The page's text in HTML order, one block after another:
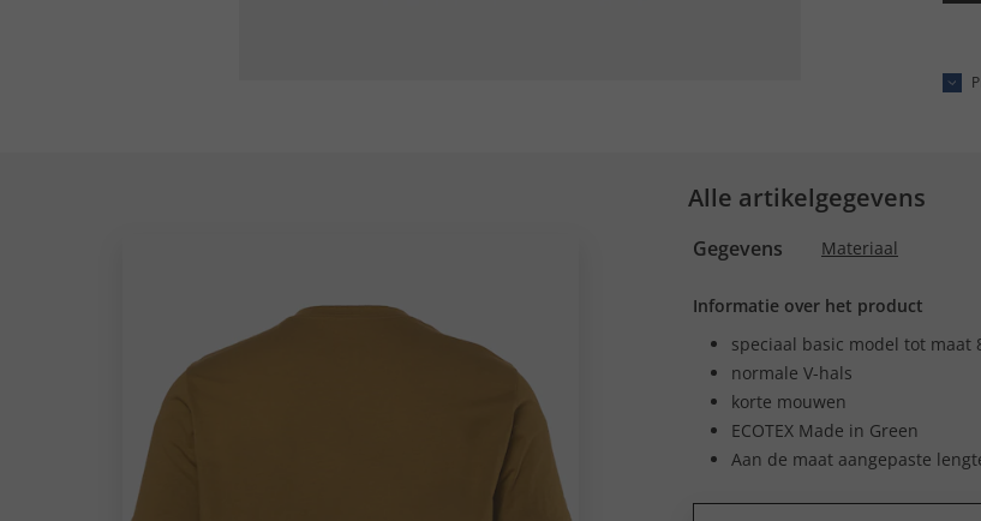
Alle artikelgegevens
Gegevens Materiaal
Informatie over het product
speciaal basic model tot maat
normale V-hals
korte mouwen
ECOTEX Made in Green
Aan de maat aangepaste